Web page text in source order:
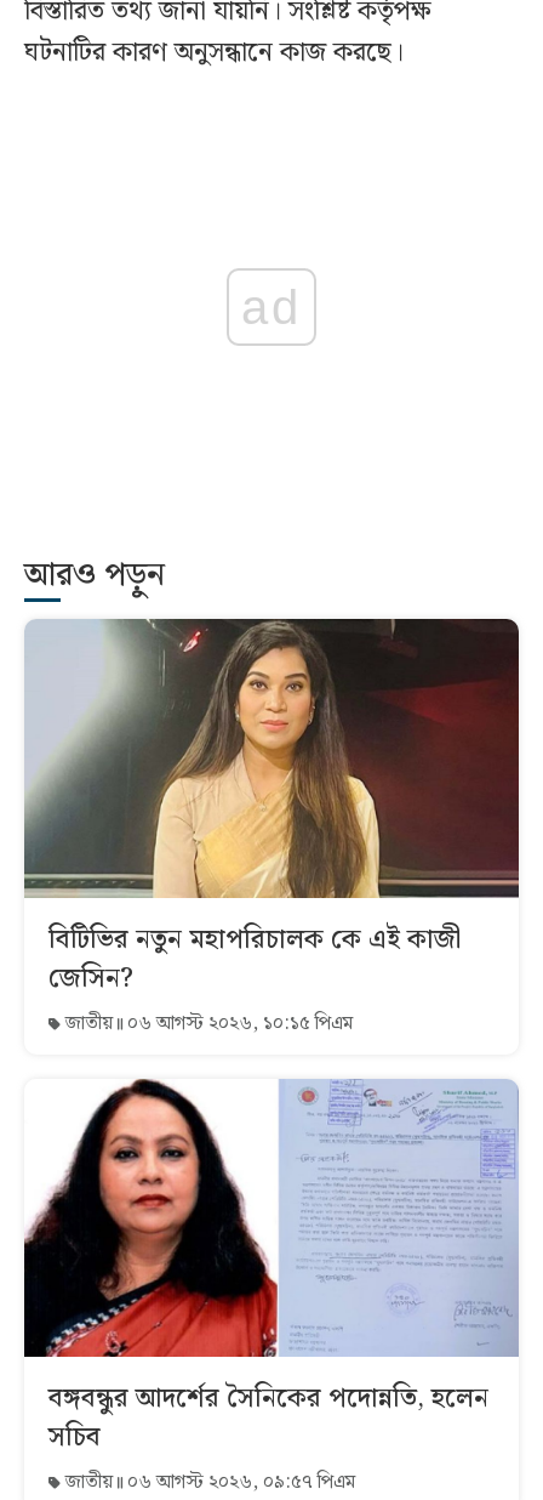
বিস্তারিত তথ্য জানা যায়নি। সংশ্লিষ্ট কর্তৃপক্ষ
ঘটনাটির কারণ অনুসন্ধানে কাজ করছে।
ad
আরও পড়ুন
বিটিভির নতুন মহাপরিচালক কে এই কাজী
জেসিন?
জাতীয় ০৬ আগস্ট ২০২৬, ১০:১৫ পিএম
বঙ্গবন্ধুর আদর্শের সৈনিকের পদোন্নতি, হলেন
সচিব
জাতীয় ০৬ আগস্ট ২০২৬, ০৯:৫৭ পিএম